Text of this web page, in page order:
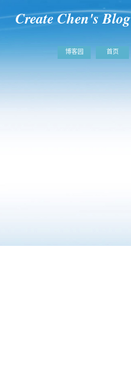
Create Chen's Blog
博客园 首页